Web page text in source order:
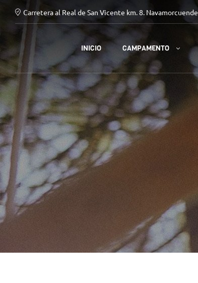
Carretera al Real de San Vicente km. 8. Navamorcuende
INICIO CAMPAMENTO